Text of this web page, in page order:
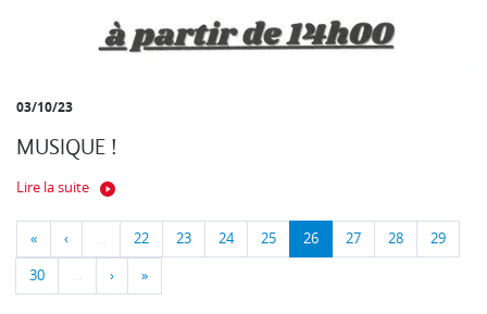
03/10/23
MUSIQUE !
Lire la suite
« ‹ … 22 23 24 25 26 27 28 29
30 … › »